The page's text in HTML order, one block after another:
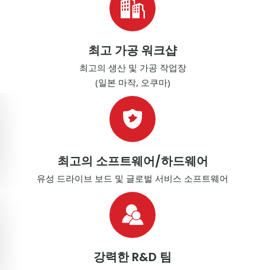
최고 가공 워크샵
최고의 생산 및 가공 작업장
(일본 마작, 오쿠마)
최고의 소프트웨어/하드웨어
유성 드라이브 보드 및 글로벌 서비스 소프트웨어
강력한 R&D 팀